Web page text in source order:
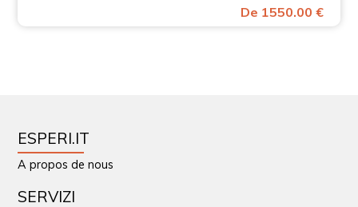
De 1550.00 €
ESPERI.IT
A propos de nous
SERVIZI